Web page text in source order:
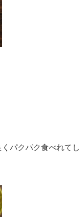
パクパク食べれて